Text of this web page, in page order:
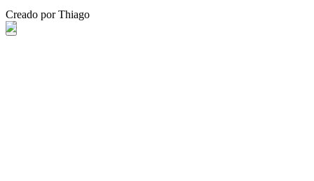
Creado por Thiago